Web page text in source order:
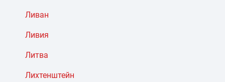
Ливан
Ливия
Литва
Лихтенштейн